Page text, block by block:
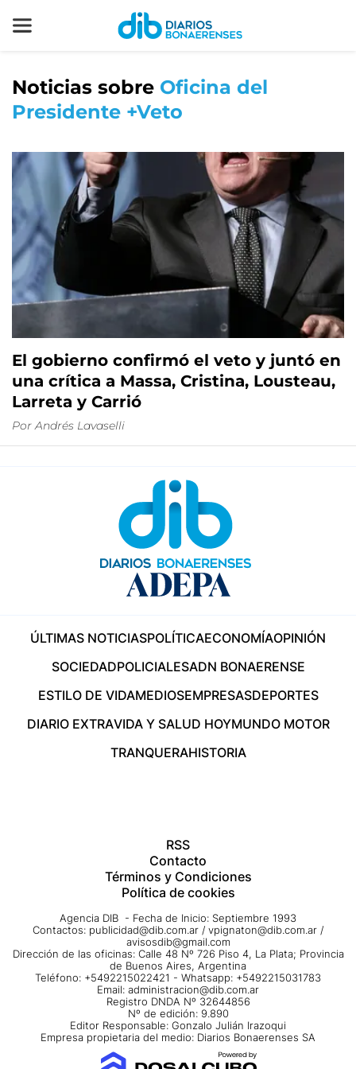
Noticias sobre Oficina del
Presidente +Veto
El gobierno confirmó el veto y juntó en
una crítica a Massa, Cristina, Lousteau,
Larreta y Carrió
Por Andrés Lavaselli
ÚLTIMAS NOTICIASPOLÍTICAECONOMÍAOPINIÓN
SOCIEDADPOLICIALESADN BONAERENSE
ESTILO DE VIDAMEDIOSEMPRESASDEPORTES
DIARIO EXTRAVIDA Y SALUD HOYMUNDO MOTOR
TRANQUERAHISTORIA
RSS
Contacto
Términos y Condiciones
Política de cookies
Agencia DIB - Fecha de Inicio: Septiembre 1993
Contactos: publicidad@dib.com.ar / vpignaton@dib.com.ar /
avisosdib@gmail.com
Dirección de las oficinas: Calle 48 Nº 726 Piso 4, La Plata; Provincia
de Buenos Aires, Argentina
Teléfono: +5492215022421 - Whatsapp: +5492215031783
Email: administracion@dib.com.ar
Registro DNDA Nº 32644856
Nº de edición: 9.890
Editor Responsable: Gonzalo Julián Irazoqui
Empresa propietaria del medio: Diarios Bonaerenses SA